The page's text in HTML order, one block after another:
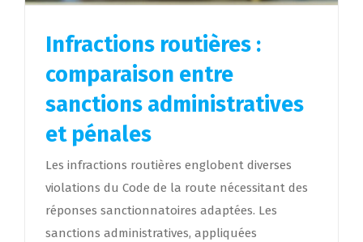
Infractions routières :
comparaison entre
sanctions administratives
et pénales
Les infractions routières englobent diverses
violations du Code de la route nécessitant des
réponses sanctionnatoires adaptées. Les
sanctions administratives, appliquées